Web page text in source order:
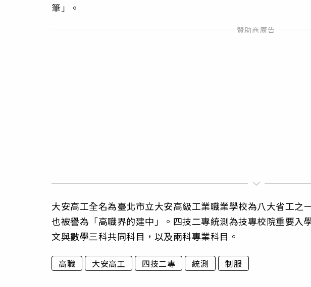
筆」。
大安高工全名為臺北市立大安高級工業職業學校為八大省工之
也被譽為「高職界的建中」。四技二專統測為技專校院重要入
文與數學三科共同科目，以及兩科專業科目。
高職 大安高工 四技二專 統測 制服